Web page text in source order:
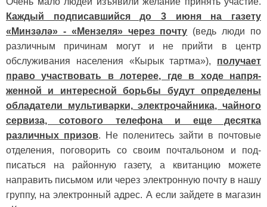
Каждый подписавшийся до 3 июня на газе­ту
«Минзәлә» - «Мензеля» через почту (ведь люди по
различным причинам могут и не прийти в центр
обслуживания населения «Кырык тартма»), получает
право участво­вать в лотерее, где в ходе напря­
женной и интересной борьбы будут определены
обладатели мультивар­ки, электрочайника, чайного
серви­за, сотового телефона и еще десятка
различных призов. Не поленитесь зайти в почтовые
отделения, пого­ворить со своим почтальоном и под­
писаться на районную газету, а кви­танцию можете
направить письмом или через электронную почту в нашу
группу, на электронный адрес. А если зайдете в магазин